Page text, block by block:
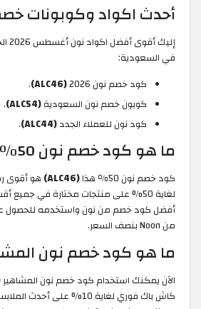
أحدث اكواد وكوبونات خصم
في السعودية:
كود خصم نون 2026
(ALC46)
.
كوبون خصم نون السعودية(ALC54)
.
كود نون للعملاء الجدد(ALC44)
.
ما هو كود خصم نون 50٪؟
كود خصم نون 50٪ هذا (ALC46)
هو أقوى
لغاية 50% على منتجات مختارة في جميع
أفضل كود خصم من نون واستخدمه للحصول
من Noon بنصف السعر.
ما هو كود خصم نون
الآن يمكنك استخدام كود خصم نون المشاهير
كاش باك فوري لغاية 10% على